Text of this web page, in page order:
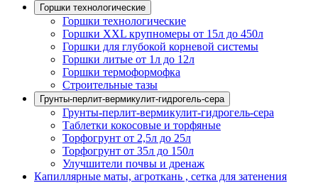
Горшки технологические
Горшки технологические
Горшки XXL крупномеры от 15л до 450л
Горшки для глубокой корневой системы
Горшки литые от 1л до 12л
Горшки термоформофка
Строительные тазы
Грунты-перлит-вермикулит-гидрогель-сера
Грунты-перлит-вермикулит-гидрогель-сера
Таблетки кокосовые и торфяные
Торфогрунт от 2,5л до 25л
Торфогрунт от 35л до 150л
Улучшители почвы и дренаж
Капиллярные маты, агроткань , сетка для затенения